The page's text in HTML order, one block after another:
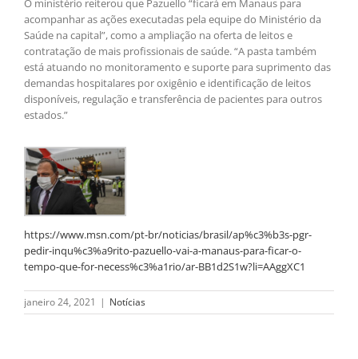
O ministério reiterou que Pazuello “ficará em Manaus para
acompanhar as ações executadas pela equipe do Ministério da
Saúde na capital”, como a ampliação na oferta de leitos e
contratação de mais profissionais de saúde. “A pasta também
está atuando no monitoramento e suporte para suprimento das
demandas hospitalares por oxigênio e identificação de leitos
disponíveis, regulação e transferência de pacientes para outros
estados.”
https://www.msn.com/pt-br/noticias/brasil/ap%c3%b3s-pgr-
pedir-inqu%c3%a9rito-pazuello-vai-a-manaus-para-ficar-o-
tempo-que-for-necess%c3%a1rio/ar-BB1d2S1w?li=AAggXC1
janeiro 24, 2021 | Notícias